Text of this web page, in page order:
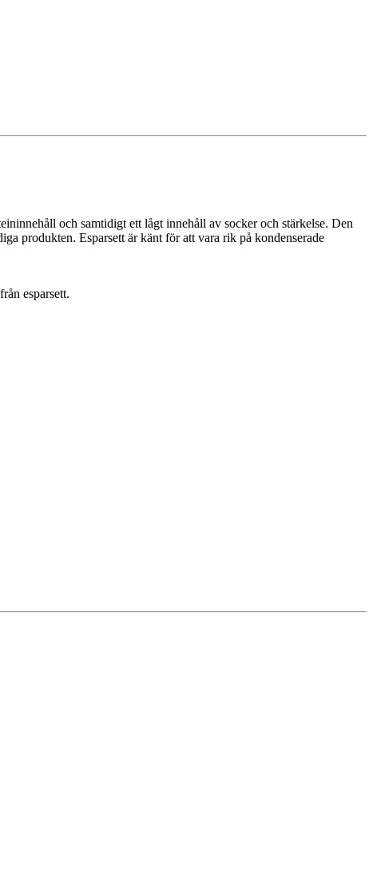
och samtidigt ett lågt innehåll av socker och stärkelse. Den
produkten. Esparsett är känt för att vara rik på kondenserade
esparsett.